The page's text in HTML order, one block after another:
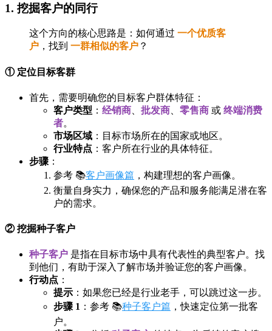
1. 挖掘客户的同行
这个方向的核心思路是：如何通过 一个优质客
户 ，找到 一群相似的客户 ？
① 定位目标客群
首先，需要明确您的目标客户群体特征：
客户类型 ： 经销商 批发商 零售商 或 终端消费
者。
市场区域 ：目标市场所在的国家或地区。
行业特点 ：客户所在行业的具体特征。
步骤 ：
参考 📚客户画像篇 ，构建理想的客户画像。
衡量自身实力，确保您的产品和服务能满足潜在客
户的需求。
② 挖掘种子客户
种子客户 是指在目标市场中具有代表性的典型客户。找
到他们，有助于深入了解市场并验证您的客户画像。
行动点 ：
提示 ：如果您已经是行业老手，可以跳过这一步。
步骤 1 ：参考 📚种子客户篇 ，快速定位第一批客
户。